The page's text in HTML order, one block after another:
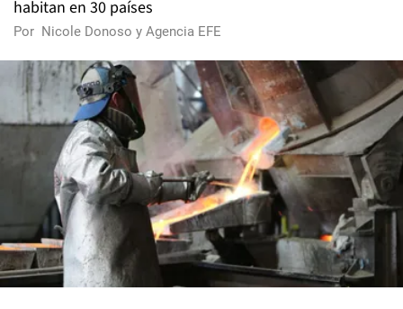
habitan en 30 países
Por Nicole Donoso y Agencia EFE